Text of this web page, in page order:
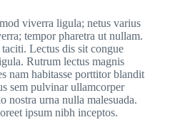
viverra ligula; netus varius
tempor pharetra ut nullam.
Lectus dis sit congue
Rutrum lectus magnis
nam habitasse porttitor blandit
sem pulvinar ullamcorper
urna nulla malesuada.
ipsum nibh inceptos.